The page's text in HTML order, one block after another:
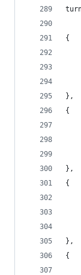
{
},
{
},
{
},
{